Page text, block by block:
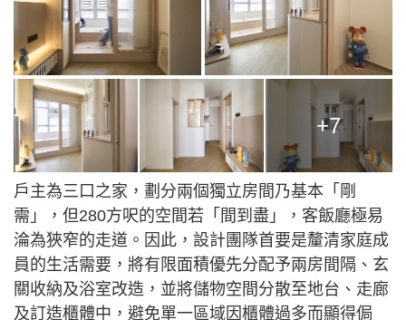
+7
戶主為三口之家，劃分兩個獨立房間乃基本「剛
需」，但280方呎的空間若「間到盡」，客飯廳極易
淪為狹窄的走道。因此，設計團隊首要是釐清家庭成
員的生活需要，將有限面積優先分配予兩房間隔、玄
關收納及浴室改造，並將儲物空間分散至地台、走廊
及訂造櫃體中，避免單一區域因櫃體過多而顯得侷